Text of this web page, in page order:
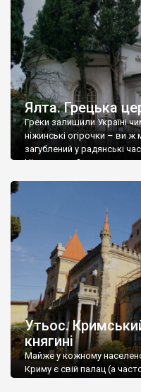
Ялта. Грецька
Греки залишили Україні
ніжинські огірочки – ви ж
загублений у радянські
Ніжин греки?
Утьос.
княгині
Майже у кожному
Криму є свій палац (а